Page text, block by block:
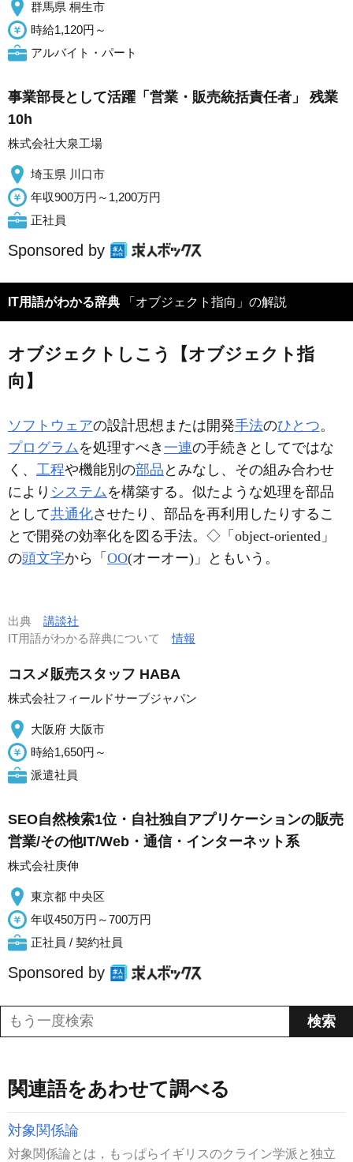
群馬県 桐生市
時給1,120円～
アルバイト・パート
事業部長として活躍「営業・販売統括責任者」 残業
10h
株式会社大泉工場
埼玉県 川口市
年収900万円～1,200万円
正社員
Sponsored by
IT用語がわかる辞典 「オブジェクト指向」の解説
オブジェクトしこう【オブジェクト指
向】
ソフトウェアの設計思想または開発手法のひとつ。
プログラムを処理すべき 一連の手続きとしてではな
く、 工程や機能別の部品 とみなし、その組み合わせ
により システムを構築する。似たような処理を部品
として共通化させたり、部品を再利用したりするこ
とで開発の効率化を図る手法。◇「object-oriented」
の頭文字から「 OO(オーオー)」ともいう。
出典 講談社
IT用語がわかる辞典について情報
コスメ販売スタッフ HABA
株式会社フィールドサーブジャパン
大阪府 大阪市
時給1,650円～
派遣社員
SEO自然検索1位・自社独自アプリケーションの販売
営業/その他IT/Web・通信・インターネット系
株式会社庚伸
東京都 中央区
年収450万円～700万円
正社員 / 契約社員
Sponsored by
関連語をあわせて調べる
対象関係論
対象関係論とは，もっぱらイギリスのクライン学派と独立